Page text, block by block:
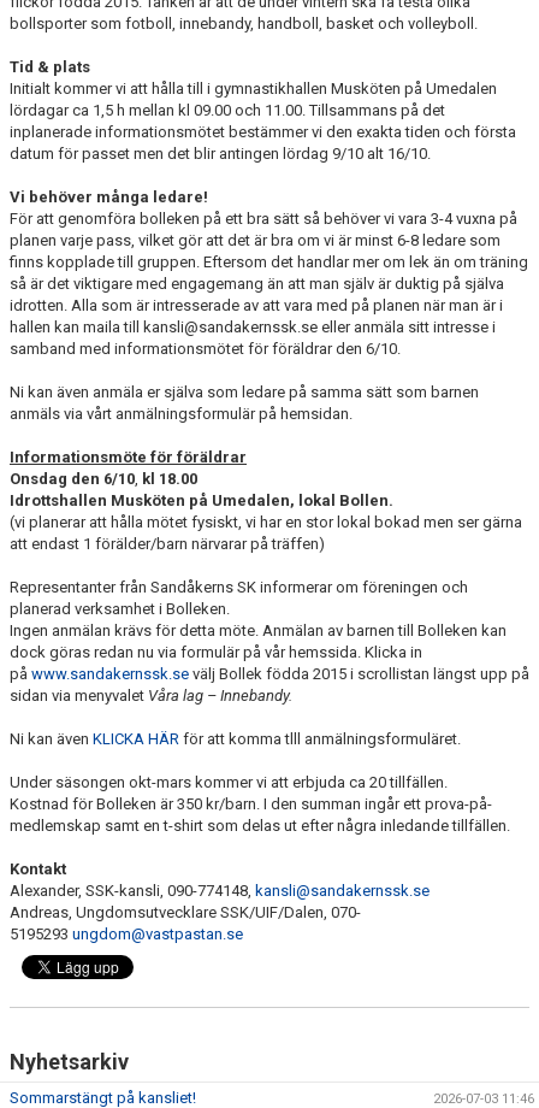
SCHEMA ALLA LAG
KONTAKT
bollsporter som fotboll, innebandy, handboll, basket och volleyboll.
Tid & plats
Initialt kommer vi att hålla till i gymnastikhallen Musköten på Umedalen
lördagar ca 1,5 h mellan kl 09.00 och 11.00. Tillsammans på det
inplanerade informationsmötet bestämmer vi den exakta tiden och första
datum för passet men det blir antingen lördag 9/10 alt 16/10.
Vi behöver många ledare!
För att genomföra bolleken på ett bra sätt så behöver vi vara 3-4 vuxna på
planen varje pass, vilket gör att det är bra om vi är minst 6-8 ledare som
finns kopplade till gruppen. Eftersom det handlar mer om lek än om träning
så är det viktigare med engagemang än att man själv är duktig på själva
idrotten. Alla som är intresserade av att vara med på planen när man är i
hallen kan maila till kansli@sandakernssk.se eller anmäla sitt intresse i
samband med informationsmötet för föräldrar den 6/10.
Ni kan även anmäla er själva som ledare på samma sätt som barnen
anmäls via vårt anmälningsformulär på hemsidan.
Informationsmöte för föräldrar
Onsdag den 6/10, kl 18.00
Idrottshallen Musköten på Umedalen, lokal Bollen.
(vi planerar att hålla mötet fysiskt, vi har en stor lokal bokad men ser gärna
att endast 1 förälder/barn närvarar på träffen)
Representanter från Sandåkerns SK informerar om föreningen och
planerad verksamhet i Bolleken.
Ingen anmälan krävs för detta möte. Anmälan av barnen till Bolleken kan
dock göras redan nu via formulär på vår hemssida. Klicka in
på www.sandakernssk.se välj Bollek födda 2015 i scrollistan längst upp på
sidan via menyvalet Våra lag – Innebandy.
Ni kan även KLICKA HÄR för att komma tlll anmälningsformuläret.
Under säsongen okt-mars kommer vi att erbjuda ca 20 tillfällen.
Kostnad för Bolleken är 350 kr/barn. I den summan ingår ett prova-på-
medlemskap samt en t-shirt som delas ut efter några inledande tillfällen.
Kontakt
Alexander, SSK-kansli, 090-774148, kansli@sandakernssk.se
Andreas, Ungdomsutvecklare SSK/UIF/Dalen, 070-
5195293 ungdom@vastpastan.se
Nyhetsarkiv
Sommarstängt på kansliet! 2026-07-03 11:46